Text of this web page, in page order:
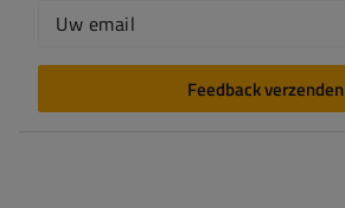
Uw email
Feedback verzenden